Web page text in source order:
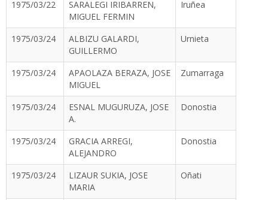
1975/03/22
SARALEGI IRIBARREN,
MIGUEL FERMIN
Iruñea
1975/03/24
ALBIZU GALARDI,
GUILLERMO
Urnieta
1975/03/24
APAOLAZA BERAZA, JOSE
MIGUEL
Zumarraga
1975/03/24
ESNAL MUGURUZA, JOSE
A.
Donostia
1975/03/24
GRACIA ARREGI,
ALEJANDRO
Donostia
1975/03/24
LIZAUR SUKIA, JOSE
MARIA
Oñati